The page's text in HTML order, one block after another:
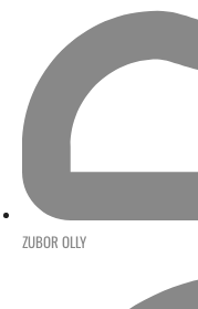
ZUBOR OLLY